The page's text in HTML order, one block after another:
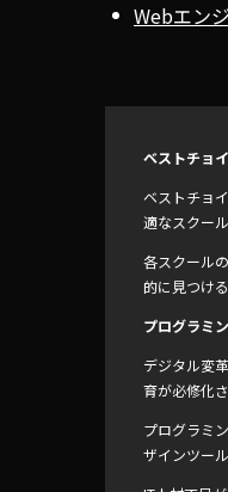
Webエン
ベストチョ
ベストチョ
適なスクー
各スクール
的に見つけ
プログラミ
デジタル変
育が必修化
プログラミ
ザインツー